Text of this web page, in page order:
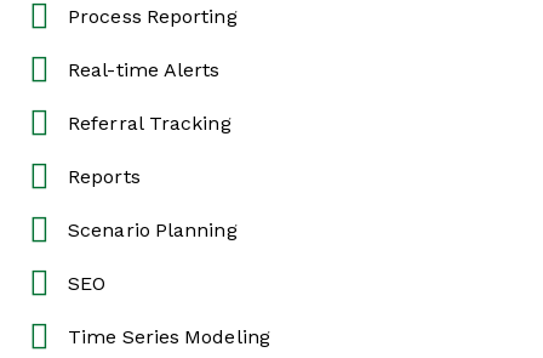
Process Reporting
Real-time Alerts
Referral Tracking
Reports
Scenario Planning
SEO
Time Series Modeling